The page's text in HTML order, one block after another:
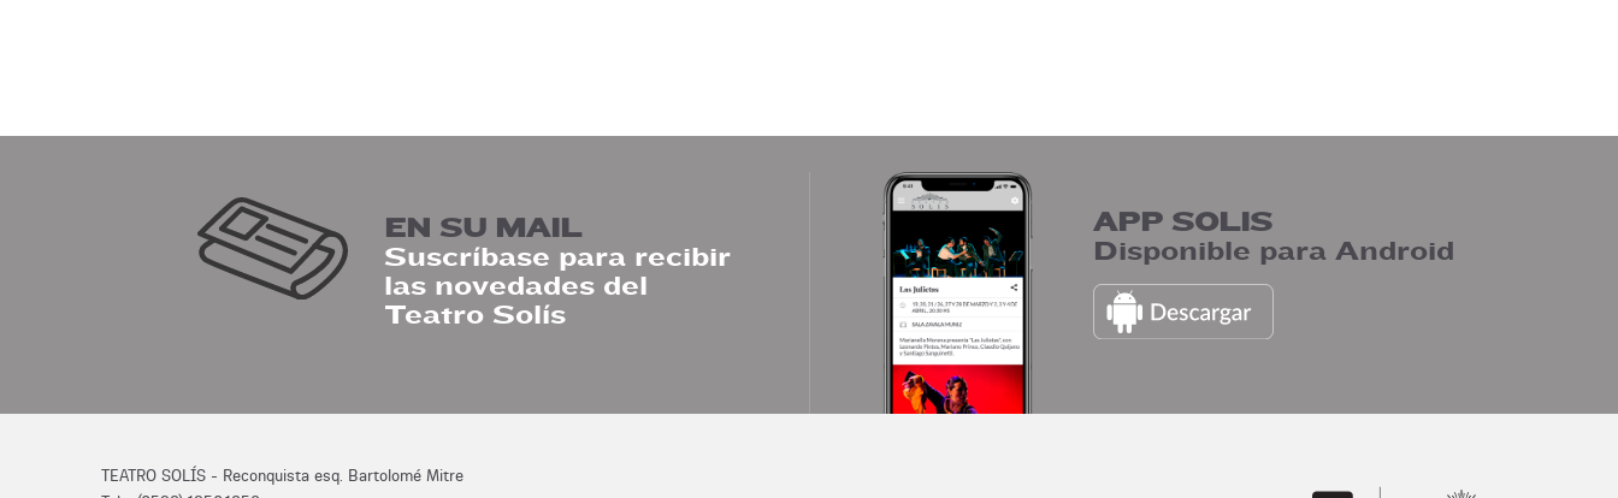
EN SU MAIL
Suscríbase para recibir
las novedades del
Teatro Solís
APP SOLIS
Disponible para Android
TEATRO SOLÍS - Reconquista esq. Bartolomé Mitre